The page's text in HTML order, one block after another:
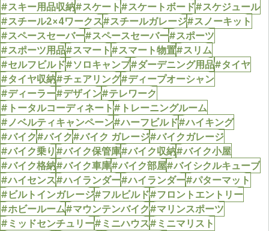
#スキー用品収納#スケート#スケートボード#スケジュール
#スチール2×4ワークス#スチールガレージ#スノーキット
#スペースセーバー#スペースセーバー#スポーツ
#スポーツ用品#スマート#スマート物置#スリム
#セルフビルド#ソロキャンプ#ダーデニング用品#タイヤ
#タイヤ収納#チェアリング#ディープオーシャン
#ディーラー#デザイン#テレワーク
#トータルコーディネート#トレーニングルーム
#ノベルティキャンペーン#ハーフビルド#ハイキング
#バイク#バイク#バイク ガレージ#バイクガレージ
#バイク乗り#バイク保管庫#バイク収納#バイク小屋
#バイク格納#バイク車庫#バイク部屋#バイシクルキューブ
#ハイセンス#ハイランダー#ハイランダー#パターマット
#ビルトインガレージ#フルビルド#フロントエントリー
#ホビールーム#マウンテンバイク#マリンスポーツ
#ミッドセンチュリー#ミニハウス#ミニマリスト